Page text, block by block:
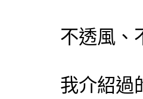
不透風、
我介紹過